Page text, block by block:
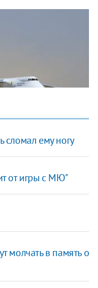
сломал ему ногу
от игры с МЮ"
молчать в память о